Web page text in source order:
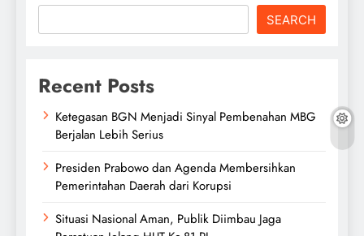
SEARCH
Recent Posts
Ketegasan BGN Menjadi Sinyal Pembenahan MBG
Berjalan Lebih Serius
Presiden Prabowo dan Agenda Membersihkan
Pemerintahan Daerah dari Korupsi
Situasi Nasional Aman, Publik Diimbau Jaga